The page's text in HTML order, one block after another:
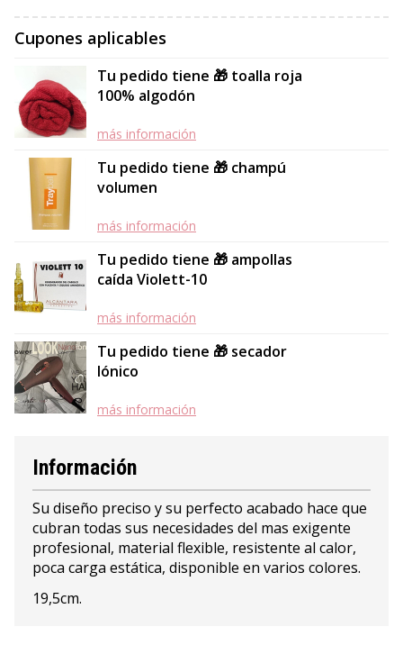
Cupones aplicables
Tu pedido tiene 🎁 toalla roja
100% algodón
más información
Tu pedido tiene 🎁 champú
volumen
más información
Tu pedido tiene 🎁 ampollas
caída Violett-10
más información
Tu pedido tiene 🎁 secador
Iónico
más información
Información
Su diseño preciso y su perfecto acabado hace que
cubran todas sus necesidades del mas exigente
profesional, material flexible, resistente al calor,
poca carga estática, disponible en varios colores.
19,5cm.